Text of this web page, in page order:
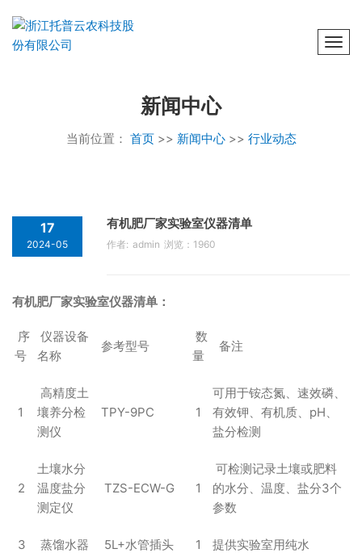
新闻中心
当前位置： 首页>> 新闻中心>> 行业动态
17
2024-05
有机肥厂家实验室仪器清单
作者: admin 浏览：1960
有机肥厂家实验室仪器清单：
序
号
仪器设备
名称
参考型号
数
量
备注
1
高精度土
壤养分检
测仪
TPY-9PC 1
可用于铵态氮、速效磷、
有效钾、有机质、pH、
盐分检测
2
土壤水分
温度盐分
测定仪
TZS-ECW-G 1
可检测记录土壤或肥料
的水分、温度、盐分3个
参数
3 蒸馏水器 5L+水管插头 1 提供实验室用纯水